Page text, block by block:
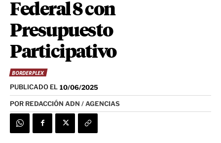
Federal 8 con
Presupuesto
Participativo
BORDERPLEX
PUBLICADO EL 10/06/2025
POR REDACCIÓN ADN / AGENCIAS